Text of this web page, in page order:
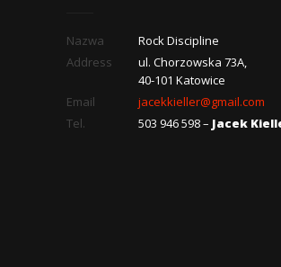
Nazwa
Rock Discipline
Address
ul. Chorzowska 73A,
40-101 Katowice
Email
jacekkieller@gmail.com
Tel.
503 946 598 – Jacek